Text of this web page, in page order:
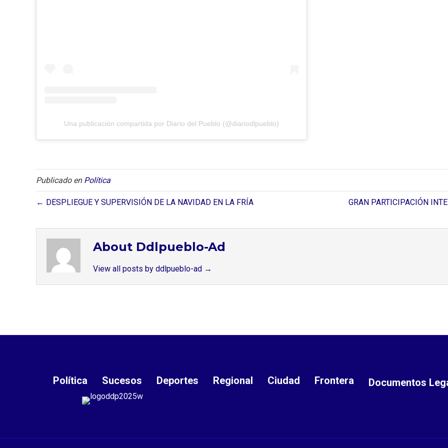
Una publicación compartida por Diario del Pueblo (@diariodlpueblo)
Publicado en Política
← DESPLIEGUE Y SUPERVISIÓN DE LA NAVIDAD EN LA FRÍA GRAN PARTICIPACIÓN
About Ddlpueblo-Ad
View all posts by ddlpueblo-ad →
Política Sucesos Deportes Regional Ciudad Frontera Documentos